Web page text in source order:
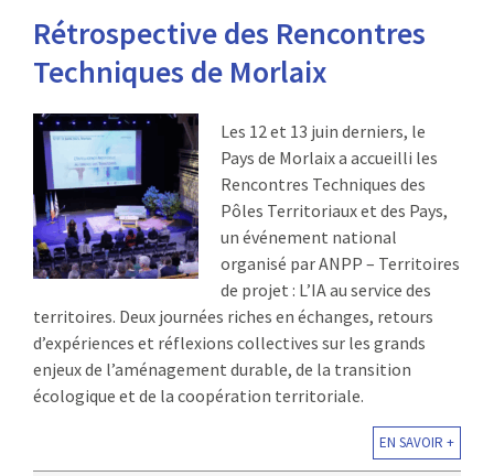
Rétrospective des Rencontres
Techniques de Morlaix
Les 12 et 13 juin derniers, le
Pays de Morlaix a accueilli les
Rencontres Techniques des
Pôles Territoriaux et des Pays,
un événement national
organisé par ANPP – Territoires
de projet : L’IA au service des
territoires. Deux journées riches en échanges, retours
d’expériences et réflexions collectives sur les grands
enjeux de l’aménagement durable, de la transition
écologique et de la coopération territoriale.
EN SAVOIR +